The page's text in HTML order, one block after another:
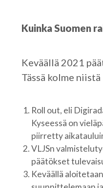
Kuinka Suomen
Keväällä 2021
Tässä kolme
Roll out, eli
Kyseessä on
piirretty
VLJSn
päätökset
Keväällä